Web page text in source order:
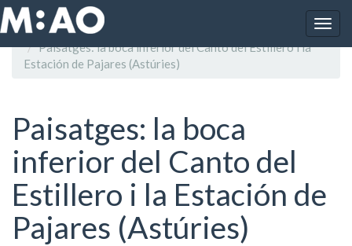
Vés al contingut
Inici
Paisatges: la boca inferior del Canto del Estillero i la
Estación de Pajares (Astúries)
Paisatges: la boca
inferior del Canto del
Estillero i la Estación de
Pajares (Astúries)